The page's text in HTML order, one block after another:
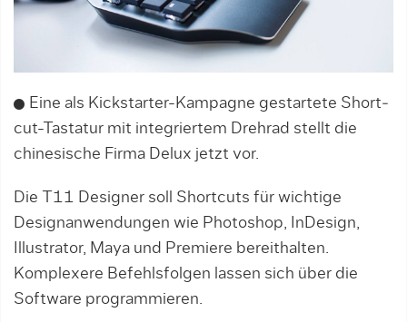
Eine als Kickstarter-Kampagne gestartete Short­
cut-Tastatur mit integriertem Drehrad stellt die
chinesische Firma Delux jetzt vor.
Die T11 Designer soll Shortcuts für wichtige
Designanwendun­gen wie Photoshop, InDesign,
Illustrator, Maya und Premiere bereit­hal­ten.
Komplexere Befehlsfolgen lassen sich über die
Software programmieren.